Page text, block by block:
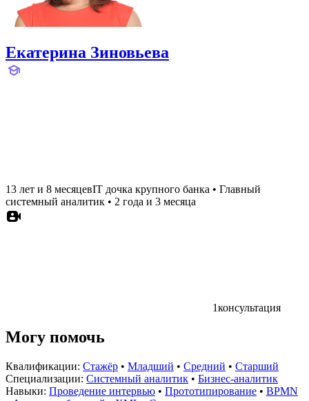
Екатерина Зиновьева
13 лет и 8 месяцевIT дочка крупного банка • Главный
системный аналитик • 2 года и 3 месяца
1консультация
Могу помочь
Квалификации: Стажёр • Младший • Средний • Старший
Специализации: Системный аналитик • Бизнес-аналитик
Навыки: Проведение интервью • Прототипирование • BPMN